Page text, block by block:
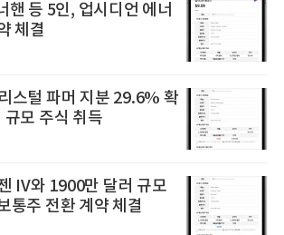
핸 등 5인, 업시디언 에너
체결
스털 파머 지분 29.6% 확
모 주식 취득
IV와 1900만 달러 규모
통주 전환 계약 체결